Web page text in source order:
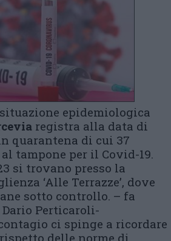
epidemiologica
registra alla data di
quarantena di cui 37
tampone per il Covid-19.
si trovano presso la
‘Alle Terrazze’, dove
sotto controllo. – fa
Perticaroli-
ci spinge a ricordare
delle norme di